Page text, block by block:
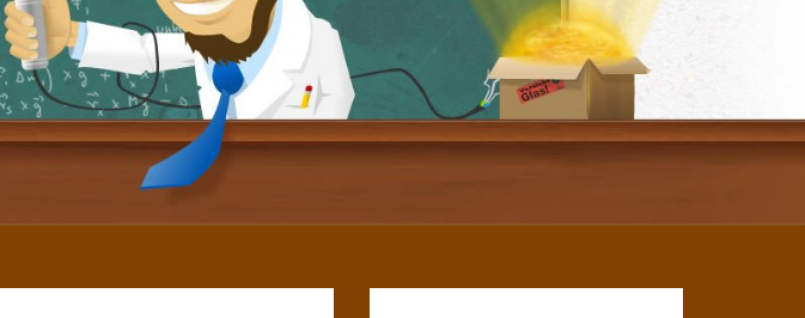
SCHEIBSTER
Gutbürgerliche
Reime Und
Mehr! In
Blogform.
Total Old
School!